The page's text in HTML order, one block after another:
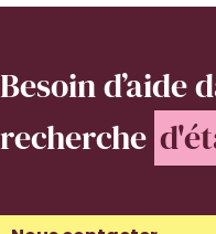
Besoin d’aide
recherche